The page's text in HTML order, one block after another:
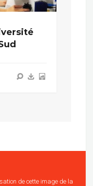
de cette image de la